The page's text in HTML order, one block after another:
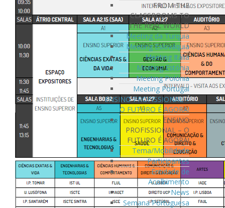
FROM THE
CLASSROOMS TO
THE REAL WORLD
Meeting da Turquia
Meeting Eslováquia
Meeting Itália
Meeting Estónia
Meeting Polónia
Meeting Portugal
ENSINO PROFISSIONAL –
O FUTURO É AGORA!
ENSINO
PROFISSIONAL – O
FUTURO É AGORA!
Tema/Mobilidade
Participantes
Entidade de
Acolhimento
News
Semana Portuguesa